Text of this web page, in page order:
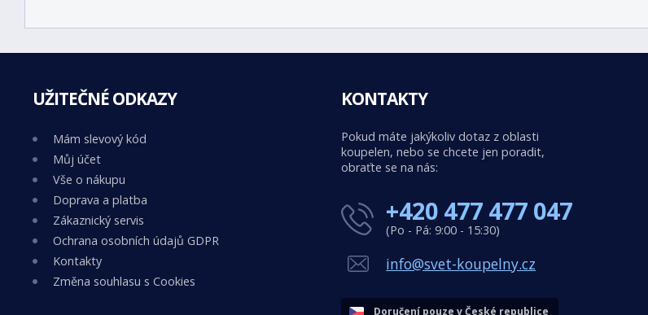
UŽITEČNÉ ODKAZY
Mám slevový kód
Můj účet
Vše o nákupu
Doprava a platba
Zákaznický servis
Ochrana osobních údajů GDPR
Kontakty
Změna souhlasu s Cookies
KONTAKTY
Pokud máte jakýkoliv dotaz z oblasti
koupelen, nebo se chcete jen poradit,
obraťte se na nás:
+420 477 477 047
(Po - Pá: 9:00 - 15:30)
info@svet-koupelny.cz
Doručení pouze v České republice